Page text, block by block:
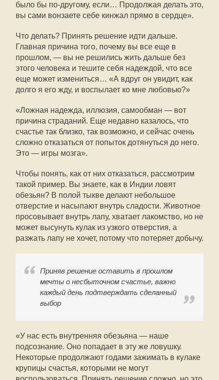
было бы по-другому, если… Продолжая делать это,
вы сами вонзаете себе кинжал прямо в сердце».
Что делать? Принять решение идти дальше.
Главная причина того, почему вы все еще в
прошлом, — вы не решились жить дальше без
этого человека и тешите себя надеждой, что все
еще может измениться… «А вдруг он увидит, как
долго я его жду, и воспылает ко мне любовью?»
«Ложная надежда, иллюзия, самообман — вот
причина страданий. Еще недавно казалось, что
счастье так близко, так возможно, и сейчас очень
сложно отказаться от попыток дотянуться до него.
Это — игры мозга».
Чтобы понять, как от них отказаться, рассмотрим
такой пример. Вы знаете, как в Индии ловят
обезьян? В полой тыкве делают небольшое
отверстие и насыпают внутрь сладости. Животное
просовывает внутрь лапу, хватает лакомство, но не
может высунуть кулак из узкого отверстия, а
разжать лапу не хочет, потому что потеряет добычу.
Приняв решение оставить в прошлом
мечты о несбыточном счастье, важно
каждый день подтверждать сделанный
выбор
«У нас есть внутренняя обезьяна — наше
подсознание. Оно попадает в эту же ловушку.
Некоторые продолжают годами зажимать в кулаке
крупицы счастья, которыми не могут